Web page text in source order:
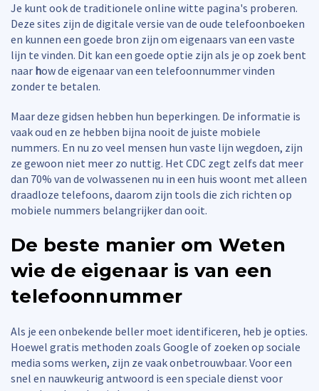
Je kunt ook de traditionele online witte pagina's proberen.
Deze sites zijn de digitale versie van de oude telefoonboeken
en kunnen een goede bron zijn om eigenaars van een vaste
lijn te vinden. Dit kan een goede optie zijn als je op zoek bent
naar how de eigenaar van een telefoonnummer vinden
zonder te betalen.
Maar deze gidsen hebben hun beperkingen. De informatie is
vaak oud en ze hebben bijna nooit de juiste mobiele
nummers. En nu zo veel mensen hun vaste lijn wegdoen, zijn
ze gewoon niet meer zo nuttig. Het CDC zegt zelfs dat meer
dan 70% van de volwassenen nu in een huis woont met alleen
draadloze telefoons, daarom zijn tools die zich richten op
mobiele nummers belangrijker dan ooit.
De beste manier om Weten
wie de eigenaar is van een
telefoonnummer
Als je een onbekende beller moet identificeren, heb je opties.
Hoewel gratis methoden zoals Google of zoeken op sociale
media soms werken, zijn ze vaak onbetrouwbaar. Voor een
snel en nauwkeurig antwoord is een speciale dienst voor